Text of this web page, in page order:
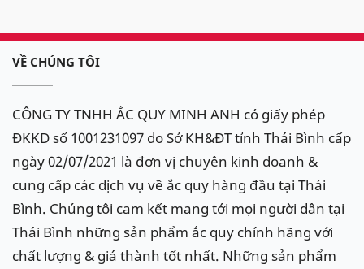
VỀ CHÚNG TÔI
CÔNG TY TNHH ẮC QUY MINH ANH có giấy phép
ĐKKD số 1001231097 do Sở KH&ĐT tỉnh Thái Bình cấp
ngày 02/07/2021 là đơn vị chuyên kinh doanh &
cung cấp các dịch vụ về ắc quy hàng đầu tại Thái
Bình. Chúng tôi cam kết mang tới mọi người dân tại
Thái Bình những sản phẩm ắc quy chính hãng với
chất lượng & giá thành tốt nhất. Những sản phẩm